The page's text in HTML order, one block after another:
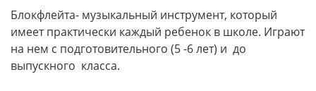
Блокфлейта- музыкальный инструмент, который
имеет практически каждый ребенок в школе. Играют
на нем с подготовительного (5 -6 лет) и до
выпускного класса.